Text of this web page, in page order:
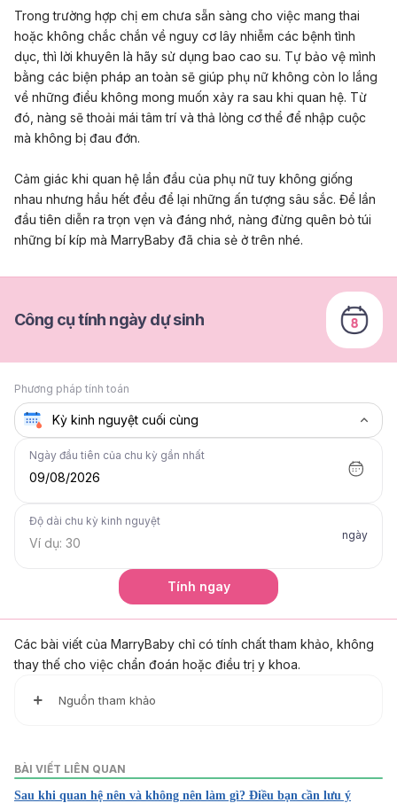
Trong trường hợp chị em chưa sẵn sàng cho việc mang thai
hoặc không chắc chắn về nguy cơ lây nhiễm các bệnh tình
dục, thì lời khuyên là hãy sử dụng bao cao su. Tự bảo vệ mình
bằng các biện pháp an toàn sẽ giúp phụ nữ không còn lo lắng
về những điều không mong muốn xảy ra sau khi quan hệ. Từ
đó, nàng sẽ thoải mái tâm trí và thả lỏng cơ thể để nhập cuộc
mà không bị đau đớn.
Cảm giác khi quan hệ lần đầu của phụ nữ tuy không giống
nhau nhưng hầu hết đều để lại những ấn tượng sâu sắc. Để lần
đầu tiên diễn ra trọn vẹn và đáng nhớ, nàng đừng quên bỏ túi
những bí kíp mà MarryBaby đã chia sẻ ở trên nhé.
Công cụ tính ngày dự sinh
Phương pháp tính toán
Ngày đầu tiên của chu kỳ gần nhất
09/08/2026
Độ dài chu kỳ kinh nguyệt
ngày
Tính ngay
Các bài viết của MarryBaby chỉ có tính chất tham khảo, không
thay thế cho việc chẩn đoán hoặc điều trị y khoa.
Nguồn tham khảo
https://www.plannedparenthood.org/learn/teens/sex/virgi
nity/what-happens-first-time-you-have-sex
BÀI VIẾT LIÊN QUAN
Sau khi quan hệ nên và không nên làm gì? Điều bạn cần lưu ý